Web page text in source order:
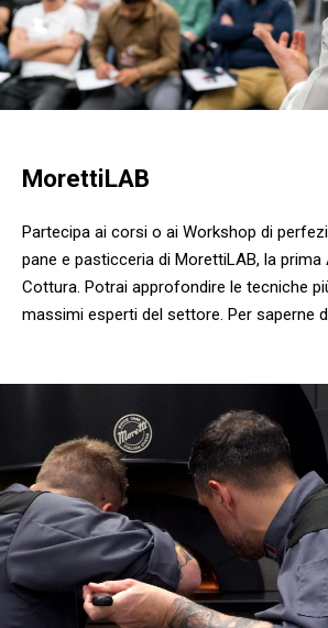
MorettiLAB
Partecipa ai corsi o ai Workshop di
pane e pasticceria di MorettiLAB, la prima
Cottura. Potrai approfondire le tecniche
massimi esperti del settore. Per saperne